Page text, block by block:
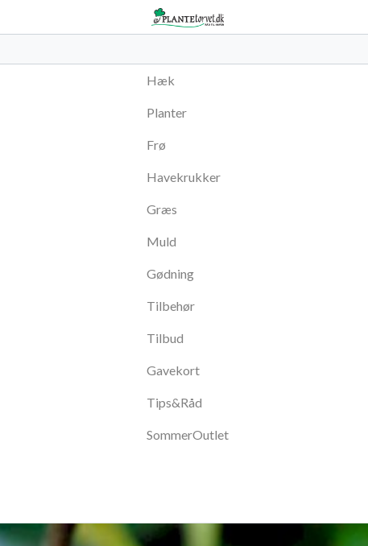
Hæk
Planter
Frø
Havekrukker
Græs
Muld
Gødning
Tilbehør
Tilbud
Gavekort
Tips&Råd
SommerOutlet